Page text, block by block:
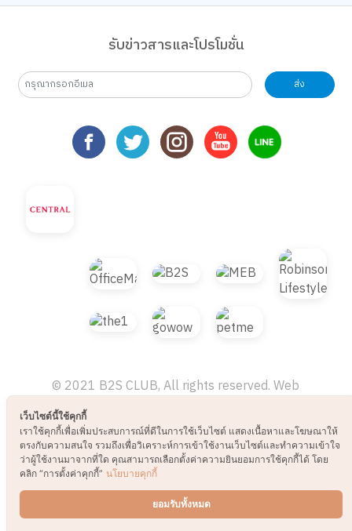
รับข่าวสารและโปรโมชั่น
ส่ง
© 2021 B2S CLUB, All rights reserved. Web
Design by1001click.
เว็บไซต์นี้ใช้คุกกี้
เราใช้คุกกี้เพื่อเพิ่มประสบการณ์ที่ดีในการใช้เว็บไซต์ แสดงเนื้อหาและโฆษณาให้
ตรงกับความสนใจ รวมถึงเพื่อวิเคราะห์การเข้าใช้งานเว็บไซต์และทำความเข้าใจ
ว่าผู้ใช้งานมาจากที่ใด คุณสามารถเลือกตั้งค่าความยินยอมการใช้คุกกี้ได้ โดย
คลิก “การตั้งค่าคุกกี้” นโยบายคุกกี้
ยอมรับทั้งหมด